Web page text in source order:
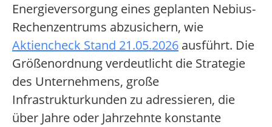
Energieversorgung eines geplanten Nebius-
Rechenzentrums abzusichern, wie
Aktiencheck Stand 21.05.2026 ausführt. Die
Größenordnung verdeutlicht die Strategie
des Unternehmens, große
Infrastrukturkunden zu adressieren, die
über Jahre oder Jahrzehnte konstante